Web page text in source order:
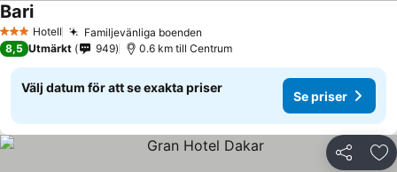
3 StjärnorHotell Familjevänliga boenden
BariSe priser
8,5 Utmärkt 949 0.6 km till Centrum
Välj datum för att se exakta priser
Se priser
Dela